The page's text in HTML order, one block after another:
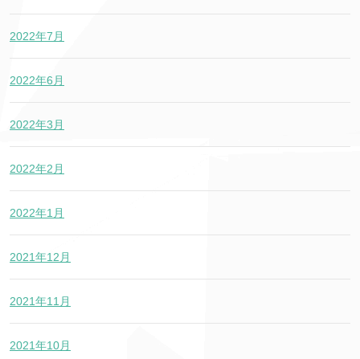
2022年7月
2022年6月
2022年3月
2022年2月
2022年1月
2021年12月
2021年11月
2021年10月